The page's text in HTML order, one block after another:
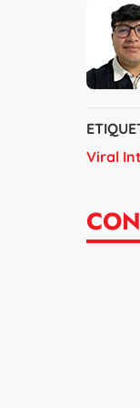
Viral